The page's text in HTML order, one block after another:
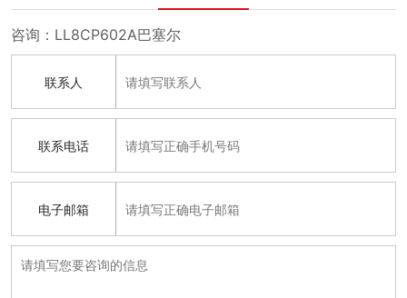
咨询：LL8CP602A巴塞尔
联系人
联系电话
电子邮箱